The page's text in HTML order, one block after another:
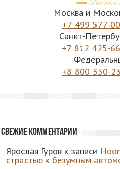
Москва и
+7 499 577-
Санкт-
+7 812 425-
+8 800 350-
Свежие комментарии
Ярослав Гуров к записи
страстью к безумным